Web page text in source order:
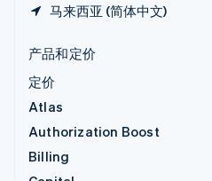
马来西亚 (简体中文)
产品和定价
定价
Atlas
Authorization Boost
Billing